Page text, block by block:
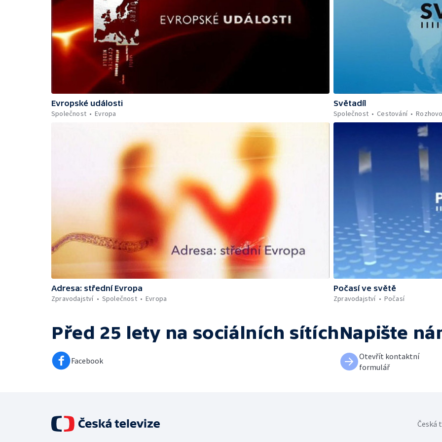
Evropské události
Společnost
Evropa
Světadíl
Společnost
Cestování
Adresa: střední Evropa
Zpravodajství
Společnost Evropa
Počasí ve světě
Zpravodajství
Počasí
Před 25 lety na sociálních sítích
Facebook
Napište
Otevřít kontaktní
formulář
Česká